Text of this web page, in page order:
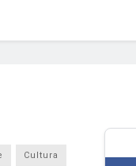
Cultura